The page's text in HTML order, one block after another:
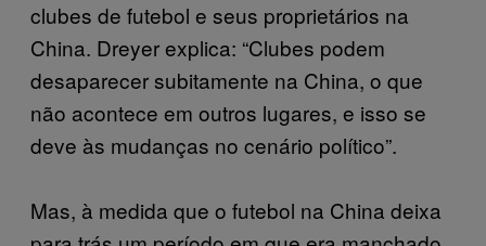
clubes de futebol e seus proprietários na
China. Dreyer explica: “Clubes podem
desaparecer subitamente na China, o que
não acontece em outros lugares, e isso se
deve às mudanças no cenário político”.
Mas, à medida que o futebol na China deixa